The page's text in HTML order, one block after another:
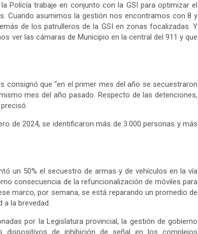
Policía trabaje en conjunto con la GSI para optimizar el
Cuando asumimos la gestión nos encontramos con 8 y
de los patrulleros de la GSI en zonas focalizadas. Y
ver las cámaras de Municipio en la central del 911 y que
consignó que “en el primer mes del año se secuestraron
mes del año pasado. Respecto de las detenciones,
de 2024, se identificaron más de 3.000 personas y más
un 50% el secuestro de armas y de vehículos en la vía
consecuencia de la refuncionalización de móviles para
marco, por semana, se está reparando un promedio de
a la brevedad.
por la Legislatura provincial, la gestión de gobierno